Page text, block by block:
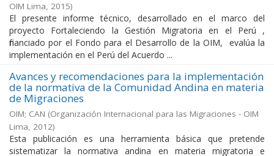
OIM Lima, 2015)
El presente informe técnico, desarrollado en el marco del
proyecto Fortaleciendo la Gestión Migratoria en el Perú ,
financiado por el Fondo para el Desarrollo de la OIM, evalúa la
implementación en el Perú del Acuerdo ...
Avances y recomendaciones para la implementación
de la normativa de la Comunidad Andina en materia
de Migraciones
OIM; CAN (Organización Internacional para las Migraciones - OIM
Lima, 2012)
Esta publicación es una herramienta básica que pretende
sistematizar la normativa andina en materia migratoria e